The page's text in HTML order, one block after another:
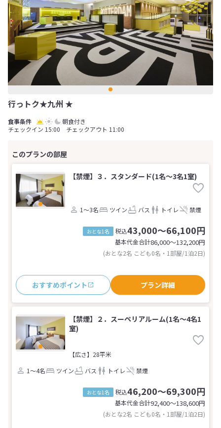
行っトク★九州 ★
朝食付き
チェックイン 15:00 チェックアウト 11:00
【禁煙】３．スタンダード(1名～3名1室)
1～3名 ツイン バス トイレ 禁煙
おとな1名 税込43,000～66,100円
基本代金合計86,000〜132,200円
(おとな2名 こども0名・1部屋/1泊2日)
おすすめポイント プラン詳細
【禁煙】２．スーペリアルーム(1名～4名1
室)
【広さ】28平米
1～4名
ツイン バス トイレ 禁煙
おとな1名 税込46,200～69,300円
基本代金合計92,400〜138,600円
(おとな2名 こども0名・1部屋/1泊2日)